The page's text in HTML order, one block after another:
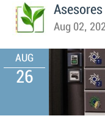
Asesores
Aug 02,
AUG
26